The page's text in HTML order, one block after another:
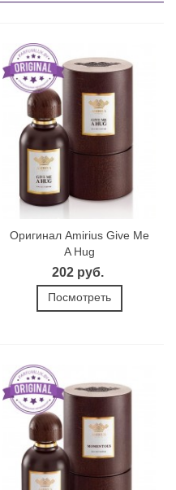
Оригинал Amirius Give Me
A Hug
202 руб.
Посмотреть